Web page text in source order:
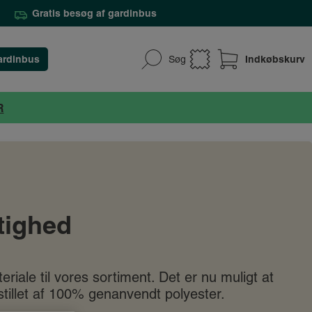
Gratis besøg af gardinbus
Søg Indkøbskurv
til vores sortiment. Det er nu muligt at
af 100% genanvendt polyester.